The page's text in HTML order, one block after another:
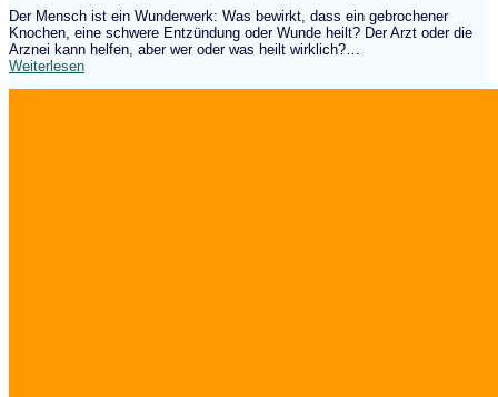
Der Mensch ist ein Wunderwerk: Was bewirkt, dass ein gebrochener
Knochen, eine schwere Entzündung oder Wunde heilt? Der Arzt oder die
Arznei kann helfen, aber wer oder was heilt wirklich?…
Weiterlesen